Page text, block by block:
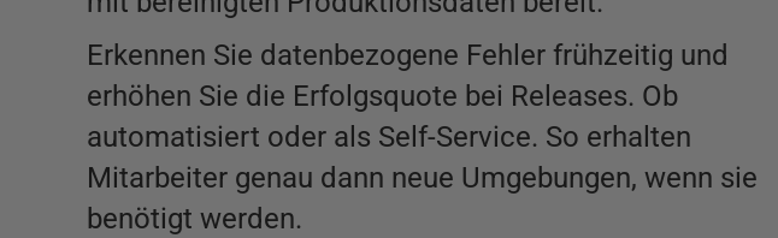
Erkennen Sie datenbezogene Fehler frühzeitig und
erhöhen Sie die Erfolgsquote bei Releases. Ob
automatisiert oder als Self-Service. So erhalten
Mitarbeiter genau dann neue Umgebungen, wenn sie
benötigt werden.